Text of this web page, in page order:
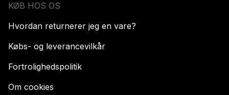
KØB HOS OS
Hvordan returnerer jeg en vare?
Købs- og leverancevilkår
Fortrolighedspolitik
Om cookies